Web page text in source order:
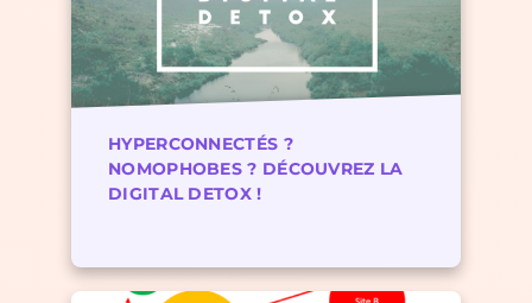
HYPERCONNECTÉS ?
NOMOPHOBES ? DÉCOUVREZ LA
DIGITAL DETOX !